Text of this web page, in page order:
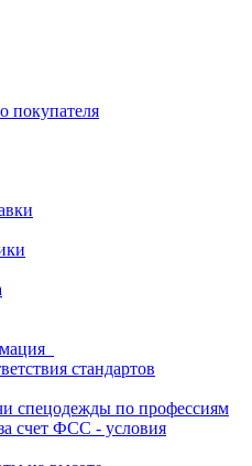
покупателя
стандартов
спецодежды по профессиям
счет ФСС - условия